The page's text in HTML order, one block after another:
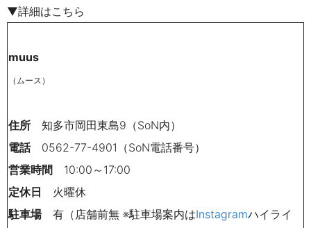
▼詳細はこちら
muus
（ムース）
住所 知多市岡田東島9（SoN内）
電話0562-77-4901（SoN電話番号）
営業時間 10:00～17:00
定休日 火曜休
駐車場
有（店舗前無 ※駐車場案内はInstagramハイライ